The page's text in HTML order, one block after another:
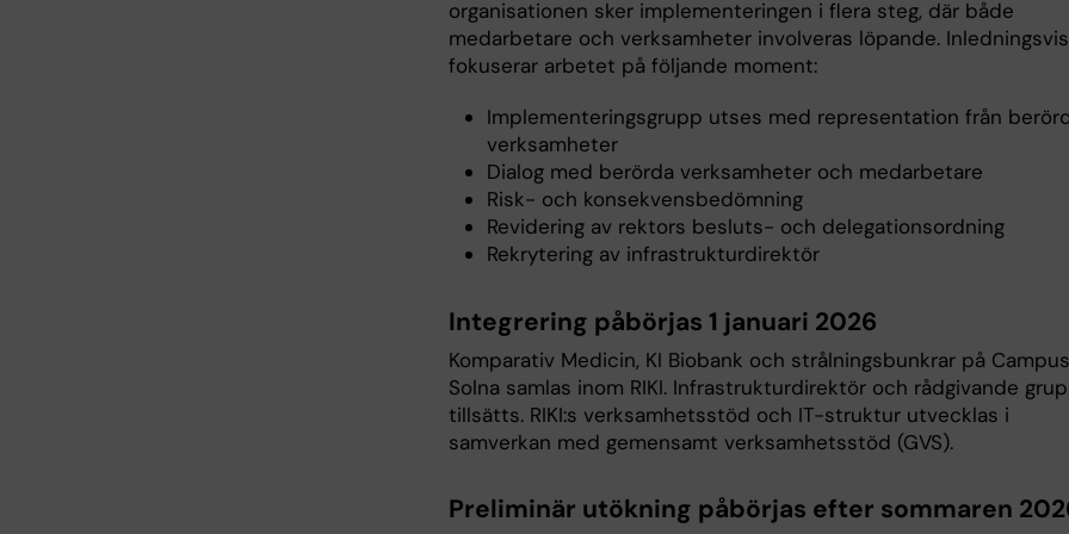
organisationen sker implementeringen i flera steg, där både
medarbetare och verksamheter involveras löpande. Inledningsvis
fokuserar arbetet på följande moment:
Implementeringsgrupp utses med representation från
verksamheter
Dialog med berörda verksamheter och medarbetare
Risk- och konsekvensbedömning
Revidering av rektors besluts- och delegationsordning
Rekrytering av infrastrukturdirektör
Integrering påbörjas 1 januari 2026
Komparativ Medicin, KI Biobank och strålningsbunkrar på Campus
Solna samlas inom RIKI. Infrastrukturdirektör och rådgivande
tillsätts. RIKI:s verksamhetsstöd och IT-struktur utvecklas i
samverkan med gemensamt verksamhetsstöd (GVS).
Preliminär utökning påbörjas efter sommaren